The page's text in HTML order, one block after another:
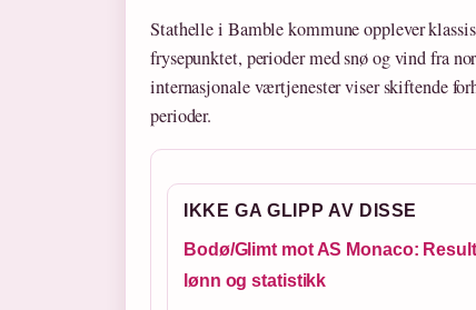
Stathelle i Bamble kommune opplever
frysepunktet, perioder med snø og vind fra
internasjonale værtjenester viser skiftende
perioder.
IKKE GA GLIPP AV DISSE
Bodø/Glimt mot AS Monaco:
lønn og statistikk